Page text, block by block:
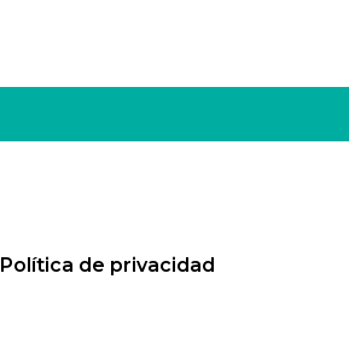
Política de privacidad